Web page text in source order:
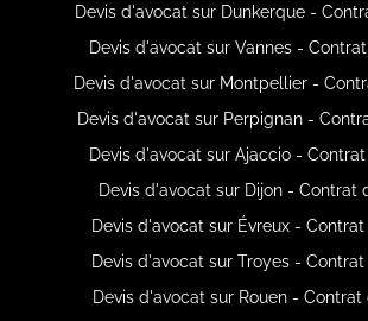
Devis d'avocat sur Dunkerque -
Devis d'avocat sur Vannes -
Devis d'avocat sur Montpellier -
Devis d'avocat sur Perpignan -
Devis d'avocat sur Ajaccio - Contrat
Devis d'avocat sur Dijon - Contrat
Devis d'avocat sur Évreux - Contrat
Devis d'avocat sur Troyes - Contrat
Devis d'avocat sur Rouen - Contrat